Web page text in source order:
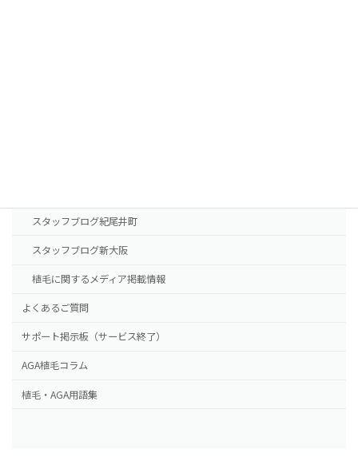
スタッフブログ紀尾井町
スタッフブログ新大阪
植毛に関するメディア掲載情報
よくあるご質問
サポート掲示板（サービス終了）
AGA植毛コラム
植毛・AGA用語集